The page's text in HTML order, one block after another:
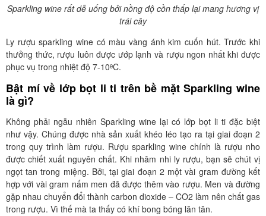
Sparkling wine rất dễ uống bởi nồng độ cồn thấp lại mang hương vị
trái cây
Ly rượu sparkling wine có màu vàng ánh kim cuốn hút. Trước khi
thưởng thức, rượu luôn được ướp lạnh và rượu ngon nhất khi được
phục vụ trong nhiệt độ 7-10ᶿC.
Bật mí về lớp bọt li ti trên bề mặt Sparkling wine
là gì?
Không phải ngẫu nhiên Sparkling wine lại có lớp bọt li ti đặc biệt
như vậy. Chúng được nhà sản xuất khéo léo tạo ra tại giai đoạn 2
trong quy trình làm rượu. Rượu sparkling wine chính là rượu nho
được chiết xuất nguyên chất. Khi nhâm nhi ly rượu, bạn sẽ chút vị
ngọt tan trong miệng. Bởi, tại giai đoạn 2 một vài gram đường kết
hợp với vài gram nấm men đã được thêm vào rượu. Men và đường
gặp nhau chuyển đổi thành carbon dioxide – CO2 làm nên chất gas
trong rượu. Vì thế mà ta thấy có khí bong bóng lăn tăn.